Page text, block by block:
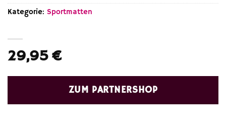
29,95€
ZUM PARTNERSHOP
Kategorie: Sportmatten